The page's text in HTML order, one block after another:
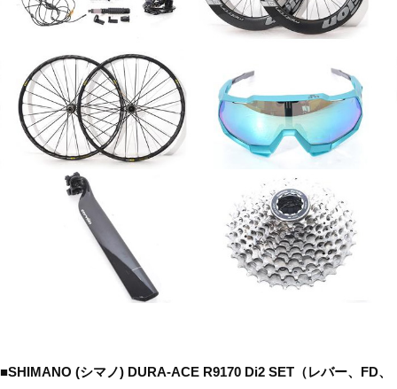
■SHIMANO (シマノ) DURA-ACE R9170 Di2 SET（レバー、FD、